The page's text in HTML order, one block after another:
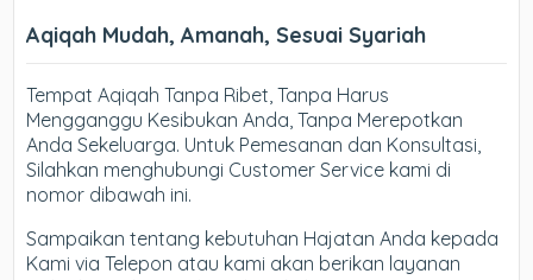
Aqiqah Mudah, Amanah, Sesuai Syariah
Tempat Aqiqah Tanpa Ribet, Tanpa Harus
Mengganggu Kesibukan Anda, Tanpa Merepotkan
Anda Sekeluarga. Untuk Pemesanan dan Konsultasi,
Silahkan menghubungi Customer Service kami di
nomor dibawah ini.
Sampaikan tentang kebutuhan Hajatan Anda kepada
Kami via Telepon atau kami akan berikan layanan